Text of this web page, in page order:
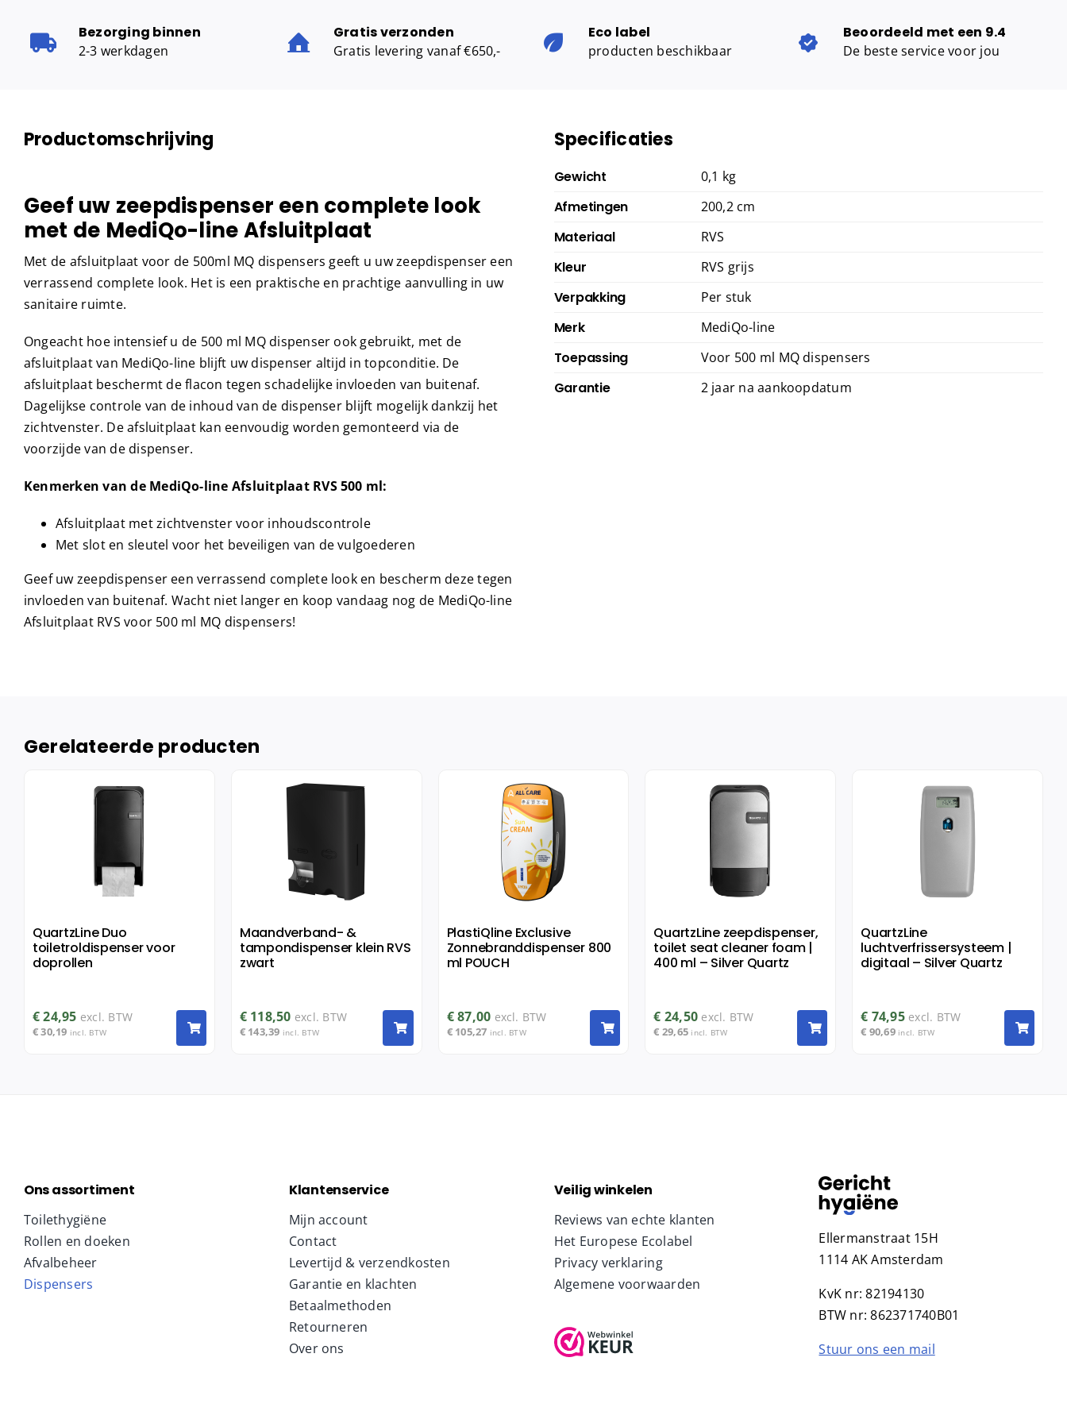
ml
KB
Bezorging binnen
2-3 werkdagen
Gratis verzonden
Gratis levering vanaf €650,-
Eco label
producten beschikbaar
Beoordeeld met een 9.4
De beste service voor jou
Productomschrijving
Geef uw zeepdispenser een complete look
met de MediQo-line Afsluitplaat
Met de afsluitplaat voor de 500ml MQ dispensers geeft u uw zeepdispenser een
verrassend complete look. Het is een praktische en prachtige aanvulling in uw
sanitaire ruimte.
Ongeacht hoe intensief u de 500 ml MQ dispenser ook gebruikt, met de
afsluitplaat van MediQo-line blijft uw dispenser altijd in topconditie. De
afsluitplaat beschermt de flacon tegen schadelijke invloeden van buitenaf.
Dagelijkse controle van de inhoud van de dispenser blijft mogelijk dankzij het
zichtvenster. De afsluitplaat kan eenvoudig worden gemonteerd via de
voorzijde van de dispenser.
Kenmerken van de MediQo-line Afsluitplaat RVS 500 ml:
Afsluitplaat met zichtvenster voor inhoudscontrole
Met slot en sleutel voor het beveiligen van de vulgoederen
Geef uw zeepdispenser een verrassend complete look en bescherm deze tegen
invloeden van buitenaf. Wacht niet langer en koop vandaag nog de MediQo-line
Afsluitplaat RVS voor 500 ml MQ dispensers!
Specificaties
Gewicht 0,1 kg
Afmetingen 200,2 cm
Materiaal RVS
Kleur RVS grijs
Verpakking Per stuk
Merk MediQo-line
Toepassing Voor 500 ml MQ dispensers
Garantie 2 jaar na aankoopdatum
Gerelateerde producten
QuartzLine Duo
toiletroldispenser voor
doprollen
€24,95 excl. BTW
€30,19 incl. BTW
Maandverband- &
tampondispenser klein RVS
zwart
€ 118,50 excl. BTW
€ 143,39 incl. BTW
PlastiQline Exclusive
Zonnebranddispenser 800
ml POUCH
€87,00 excl. BTW
€105,27 incl. BTW
QuartzLine zeepdispenser,
toilet seat cleaner foam |
400 ml – Silver Quartz
€ 24,50 excl. BTW
€ 29,65 incl. BTW
QuartzLine
luchtverfrissersysteem |
digitaal – Silver Quartz
€ 74,95 excl. BTW
€ 90,69 incl. BTW
Ons assortiment
Toilethygiëne
Rollen en doeken
Afvalbeheer
Dispensers
Klantenservice
Mijn account
Contact
Levertijd & verzendkosten
Garantie en klachten
Betaalmethoden
Retourneren
Over ons
Veilig winkelen
Reviews van echte klanten
Het Europese Ecolabel
Privacy verklaring
Algemene voorwaarden
Ellermanstraat 15H
1114 AK Amsterdam
KvK nr: 82194130
BTW nr: 862371740B01
Stuur ons een mail